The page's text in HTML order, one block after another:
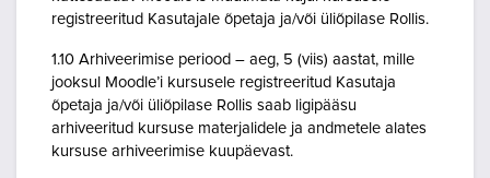
registreeritud Kasutajale õpetaja ja/või üliõpilase Rollis.
1.10 Arhiveerimise periood – aeg, 5 (viis) aastat, mille
jooksul Moodle’i kursusele registreeritud Kasutaja
õpetaja ja/või üliõpilase Rollis saab ligipääsu
arhiveeritud kursuse materjalidele ja andmetele alates
kursuse arhiveerimise kuupäevast.